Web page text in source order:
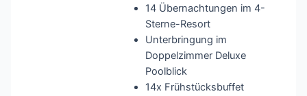
14 Übernachtungen im 4-
Sterne-Resort
Unterbringung im
Doppelzimmer Deluxe
Poolblick
14x Frühstücksbuffet